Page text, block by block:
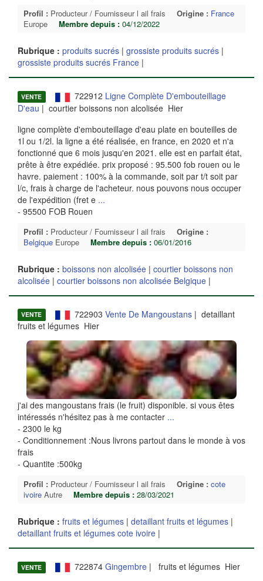
Profil : Producteur / Fournisseur l ail frais Origine : France
Europe
Membre depuis : 04/12/2022
Rubrique : produits sucrés | grossiste produits sucrés |
grossiste produits sucrés France |
VENTE 722912 Ligne Complète D'embouteillage
D'eau | courtier boissons non alcolisée Hier
ligne complète d'embouteillage d'eau plate en bouteilles de
1l ou 1/2l. la ligne a été réalisée, en france, en 2020 et n'a
fonctionné que 6 mois jusqu'en 2021. elle est en parfait état,
prête à être expédiée. prix proposé : 95.500 fob rouen ou le
havre. paiement : 100% à la commande, soit par t/t soit par
l/c, frais à charge de l'acheteur. nous pouvons nous occuper
de l'expédition (fret e ...
- 95500 FOB Rouen
Profil : Producteur / Fournisseur l ail frais
Origine :
Belgique Europe Membre depuis : 06/01/2016
Rubrique : boissons non alcolisée | courtier boissons non
alcolisée | courtier boissons non alcolisée Belgique |
VENTE 722903 Vente De Mangoustans| detaillant
fruits et légumes Hier
j'ai des mangoustans frais (le fruit) disponible. si vous êtes
intéressés n'hésitez pas à me contacter ...
- 2300 le kg
- Conditionnement :Nous livrons partout dans le monde à vos
frais
- Quantite :500kg
Profil : Producteur / Fournisseur l ail frais Origine : cote
ivoire Autre Membre depuis : 28/03/2021
Rubrique : fruits et légumes | detaillant fruits et légumes |
detaillant fruits et légumes cote ivoire |
VENTE 722874 Gingembre| fruits et légumes Hier